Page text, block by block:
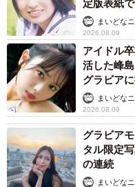
定版表紙
まいどな
2026.08.09
アイドル
活した峰
グラビア
まいどな
2026.08.09
グラビア
タル限定
の連続
まいどな